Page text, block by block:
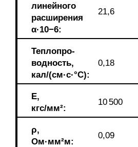
линейного
расширения
α·10−6:
21,6
Теплопрo-
водность,
кал/(см·c·°С):
0,18
E,
кгс/мм²:
10 500
ρ,
Ом·мм²м:
0,09